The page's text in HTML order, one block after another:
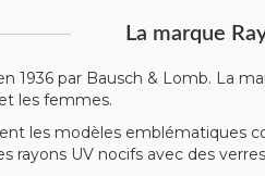
La marque
1936 par Bausch & Lomb. La
les femmes.
les modèles emblématiques
UV nocifs avec des